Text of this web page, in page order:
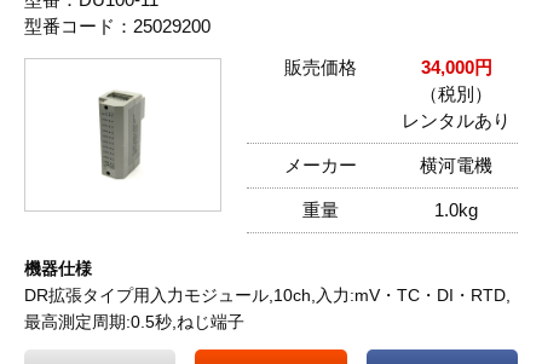
型番コード：25029200
販売価格
34,000円
（税別）
レンタルあり
メーカー 横河電機
重量 1.0kg
機器仕様
DR拡張タイプ用入力モジュール,10ch,入力:mV・TC・DI・RTD,
最高測定周期:0.5秒,ねじ端子